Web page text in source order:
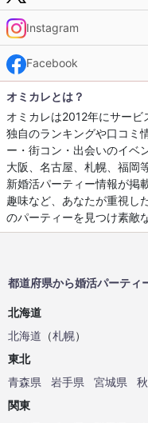
Instagram
Facebook
オミカレとは？
オミカレは2012年にサービ
独自のランキングや口コミ
ー・街コン・出会いのイベ
大阪、名古屋、札幌、福岡
新婚活パーティー情報が掲
趣味など、あなたが重視し
のパーティーを見つけ素敵
都道府県から婚活パーティ
北海道
北海道 （札幌）
東北
青森県
岩手県 宮城県
関東